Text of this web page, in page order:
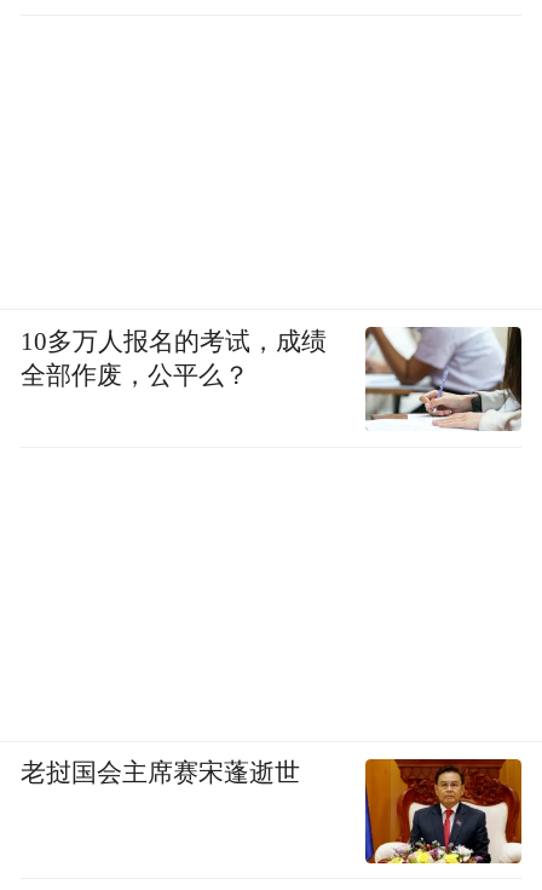
10多万人报名的考试，成绩
全部作废，公平么？
老挝国会主席赛宋蓬逝世